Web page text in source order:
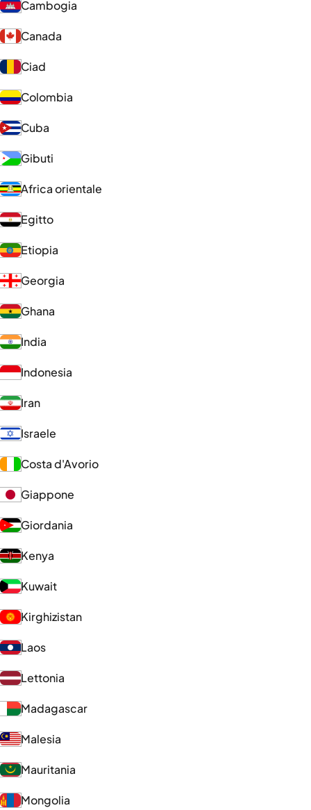
Cambogia
Canada
Ciad
Colombia
Cuba
Gibuti
Africa orientale
Egitto
Etiopia
Georgia
Ghana
India
Indonesia
Iran
Israele
Costa d'Avorio
Giappone
Giordania
Kenya
Kuwait
Kirghizistan
Laos
Lettonia
Madagascar
Malesia
Mauritania
Mongolia